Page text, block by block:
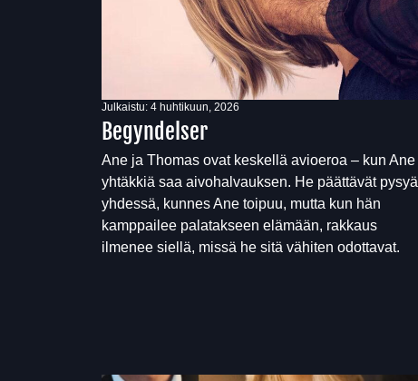
Julkaistu: 4 huhtikuun, 2026
Begyndelser
Ane ja Thomas ovat keskellä avioeroa – kun Ane
yhtäkkiä saa aivohalvauksen. He päättävät pysyä
yhdessä, kunnes Ane toipuu, mutta kun hän
kamppailee palatakseen elämään, rakkaus
ilmenee siellä, missä he sitä vähiten odottavat.